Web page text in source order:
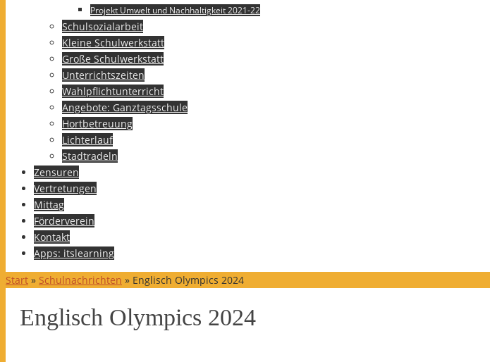
Projekt Umwelt und Nachhaltigkeit 2021-22
Schulsozialarbeit
Kleine Schulwerkstatt
Große Schulwerkstatt
Unterrichtszeiten
Wahlpflichtunterricht
Angebote: Ganztagsschule
Hortbetreuung
Lichterlauf
Stadtradeln
Zensuren
Vertretungen
Mittag
Förderverein
Kontakt
Apps: itslearning
Start » Schulnachrichten » Englisch Olympics 2024
Englisch Olympics 2024